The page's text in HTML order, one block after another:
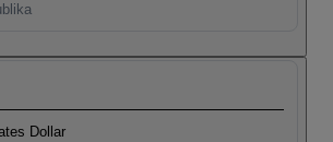
Dollar